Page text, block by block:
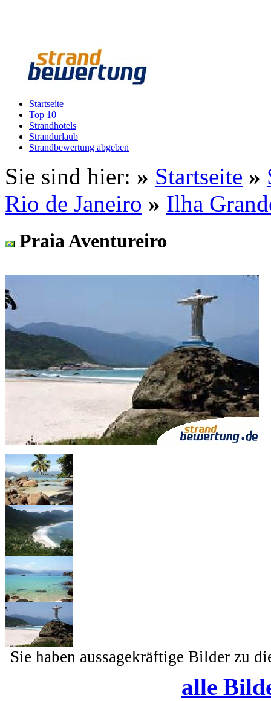
Startseite
Top 10
Strandhotels
Strandurlaub
Strandbewertung abgeben
Sie sind hier: » Startseite »
Rio de Janeiro » Ilha
Praia Aventureiro
Sie haben aussagekräftige Bilder zu
alle